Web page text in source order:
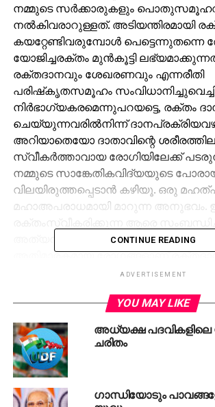
നമ്മുടെ സര്‍ക്കാരുകളും
നല്‍കിവരാറുള്ളത്. അടിയന്തിരമായി
കയറ്റേണ്ടിവരുമ്പോള്‍ പെട്ടെന്നുതന്നെ
യോജിച്ചരക്തം മുന്‍കൂട്ടി
രക്തദാനവും ശേഖരണവും എന്നരീതി
പരിഷ്‌കൃതസമൂഹം
നിര്‍ഭാഗ്യകരമെന്നുപറയട്ടെ, രക്തം
ചെയ്യുന്നവരില്‍നിന്ന്
അറിയാതെയോ ദാതാവിന്റെ
സ്വീകര്‍ത്താവായ രോഗിയിലേക്ക്
നമ്മുടെ സാങ്കേതികവിദ്യയുടെ
വിലയിരുത്തപ്പെടാന്‍ കഴിയൂ. ഒരു
മഹാഅപരാധമായി മാറുന്ന അനുഭവം.
അത്യന്തം വേദനാജനകമാണ്.
അതിമാരകമായ രോഗങ്ങളാണ്
പകരുന്നത് എന്നത് അതിലുമേറെ വലിയ
രക്തം സ്വീകരിച്ചതിലൂടെ
റീജീണല്‍കാന്‍സര്‍ സെന്ററില്‍ ആലപ്പുഴ
സ്വദേശിയായ രോഗിക്ക് എയ്ഡ്‌സ്
പടര്‍ന്നതായി കണ്ടെത്തിയെന്ന്
വാര്‍ത്ത പുറത്തുവന്നത്. കാന്‍സര്‍
ബാലികക്കാണ് ചികില്‍സക്കിടെ
അണുബാധ ഉണ്ടായതായി
CONTINUE READING
ADVERTISEMENT
YOU MAY LIKE
അധ്യക്ഷ
ചരിതം
ഗാന്ധിയോടും